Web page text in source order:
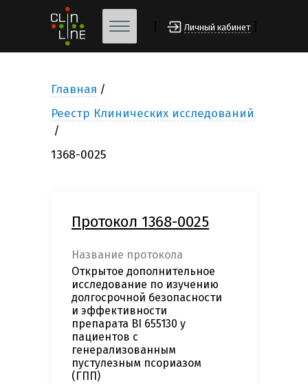
Личный кабинет
Главная
Реестр Клинических исследований
1368-0025
Протокол 1368-0025
Название протокола
Открытое дополнительное
исследование по изучению
долгосрочной безопасности
и эффективности
препарата BI 655130 у
пациентов с
генерализованным
пустулезным псориазом
(ГПП)